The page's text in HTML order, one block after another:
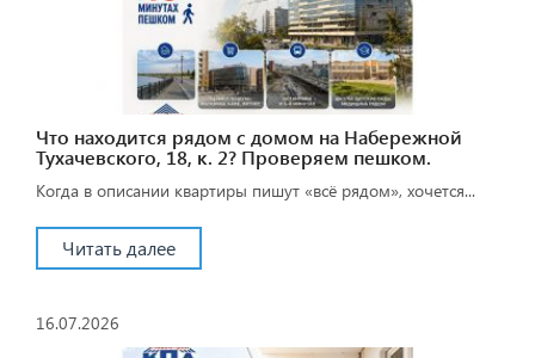
Что находится рядом с домом на Набережной
Тухачевского, 18, к. 2? Проверяем пешком.
Когда в описании квартиры пишут «всё рядом», хочется...
Читать далее
16.07.2026